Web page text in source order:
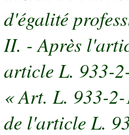
d'égalité
II. - Après
article L. 933-
« Art. L. 933-
de l'article L.